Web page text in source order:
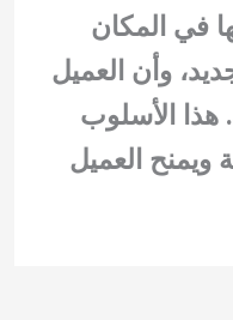
في المكان
وأن العميل
هذا الأسلوب
ويمنح العميل